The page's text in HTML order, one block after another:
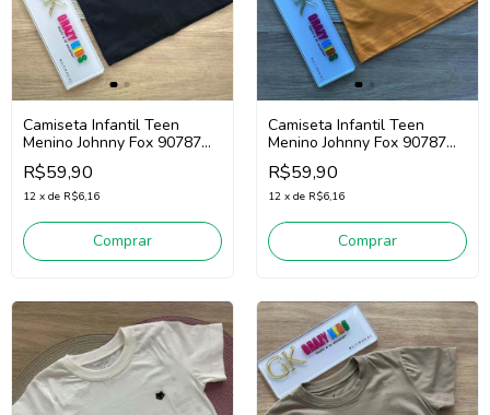
Camiseta Infantil Teen
Menino Johnny Fox 90787
(Preto)
R$59,90
12 x de R$6,16
Comprar
Camiseta Infantil Teen
Menino Johnny Fox 90787
(Laranja)
R$59,90
12 x de R$6,16
Comprar